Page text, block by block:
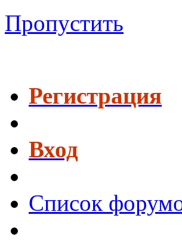
Пропустить
Регистрация
Вход
Список